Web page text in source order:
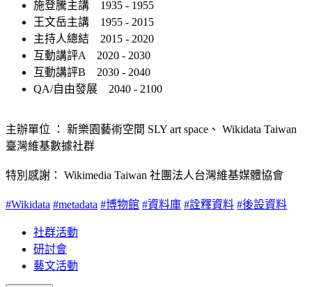
施登騰主講 1935 - 1955
王文岳主講 1955 - 2015
主持人總結 2015 - 2020
互動講評A 2020 - 2030
互動講評B 2030 - 2040
QA/自由發展 2040 - 2100
主辦單位 ： 新樂園藝術空間 SLY art space、 Wikidata Taiwan
臺灣維基數據社群
特別感謝： Wikimedia Taiwan 社團法人台灣維基媒體協會
#Wikidata #metadata #博物館 #資料庫 #詮釋資料 #後設資料
社群活動
研討會
藝文活動